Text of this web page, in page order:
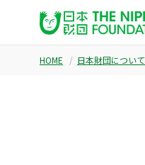
HOME 日本財団について